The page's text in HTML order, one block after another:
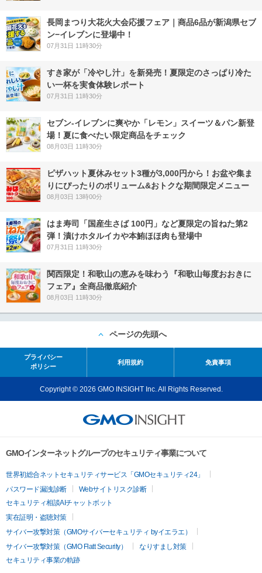
長岡まつり大花火大会応援フェア｜商品6品が新潟県セブ
ン−イレブンに登場中！
07月31日 11時30分
すき家が「冷やし汁」を新発売！夏限定のさっぱり冷た
い一杯を実食体験レポート
07月31日 11時30分
セブン‐イレブンに爽やか「レモン」スイーツ＆パン新登
場！夏に食べたい限定商品をチェック
08月03日 11時30分
ピザハット夏休みセット3種が3,000円から！お盆や集ま
りにぴったりのボリューム&おトクな期間限定メニュー
08月03日 13時00分
はま寿司「国産生さば 100円」など夏限定の旨ねた第2
弾！漬けホタルイカや本鮪ほほ肉も登場中
07月31日 11時30分
関西限定！和歌山の恵みを味わう『和歌山毎度おおきに
フェア』全商品徹底紹介
08月03日 11時30分
ページの先頭へ
プライバシー
ポリシー
利用規約 免責事項
Copyright © 2026 GMO INSIGHT Inc. All Rights Reserved.
GMOインターネットグループのセキュリティ事業について
世界初総合ネットセキュリティサービス「GMOセキュリティ24」
パスワード漏洩診断
Webサイトリスク診断
セキュリティ相談AIチャットボット
実在証明・盗聴対策
サイバー攻撃対策（GMOサイバーセキュリティ byイエラエ）
サイバー攻撃対策（GMO Flatt Security）
なりすまし対策
セキュリティ事業の軌跡